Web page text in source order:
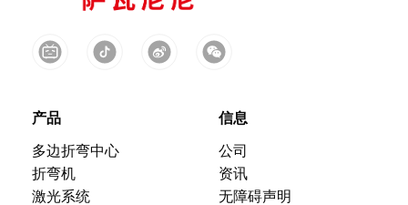
产品
多边折弯中心
折弯机
激光系统
信息
公司
资讯
无障碍声明